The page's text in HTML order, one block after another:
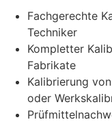
Fachgerechte
Techniker
Kompletter
Fabrikate
Kalibrierung
oder